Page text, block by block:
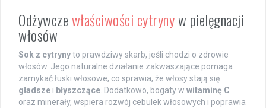
Odżywczewłaściwości cytrynyw pielęgnacji
włosów
Sok z cytrynyto prawdziwy skarb, jeśli chodzi o zdrowie
włosów. Jego naturalne działanie zakwaszające pomaga
zamykać łuski włosowe, co sprawia, że włosy stają się
gładsze i błyszczące. Dodatkowo, bogaty w witaminę C
oraz minerały, wspiera rozwój cebulek włosowych i poprawia